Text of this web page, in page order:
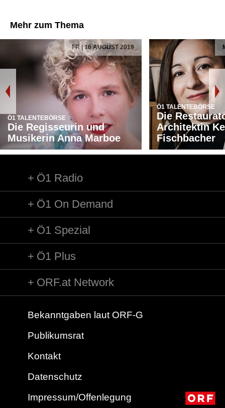
Mehr zum Thema
FR | 16 AUGUST 2019
Ö1 TALENTEBÖRSE
Die Regisseurin und
Musikerin Anna Marboe
Ö1 TALENTEBÖRSE
Die
Architektin
Fischbacher
Ö1 Radio
Ö1 On Demand
Ö1 Spezial
Ö1 Plus
ORF.at Network
Bekanntgaben laut ORF-G
Publikumsrat
Kontakt
Datenschutz
Impressum/Offenlegung